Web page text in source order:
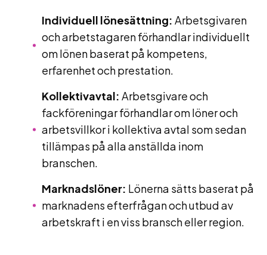
Individuell lönesättning: Arbetsgivaren
och arbetstagaren förhandlar individuellt
om lönen baserat på kompetens,
erfarenhet och prestation.
Kollektivavtal: Arbetsgivare och
fackföreningar förhandlar om löner och
arbetsvillkor i kollektiva avtal som sedan
tillämpas på alla anställda inom
branschen.
Marknadslöner: Lönerna sätts baserat på
marknadens efterfrågan och utbud av
arbetskraft i en viss bransch eller region.